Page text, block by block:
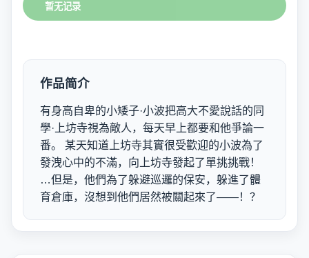
暂无记录
作品简介
有身高自卑的小矮子·小波把高大不愛說話的同
學·上坊寺視為敵人，每天早上都要和他爭論一
番。 某天知道上坊寺其實很受歡迎的小波為了
發洩心中的不滿，向上坊寺發起了單挑挑戰！
…但是，他們為了躲避巡邏的保安，躲進了體
育倉庫，沒想到他們居然被關起來了——！？